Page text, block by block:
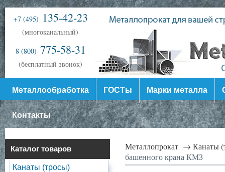
+7 (495) 135-42-23
(многоканальный)
8 (800) 775-58-31
(бесплатный звонок)
Металлообработка ГОСТы Марки металла
Контакты
Каталог товаров
Канаты (тросы)
Металлопрокат → Канаты
башенного крана КМЗ